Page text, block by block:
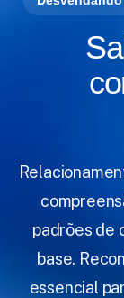
padrões de
base.
essencial